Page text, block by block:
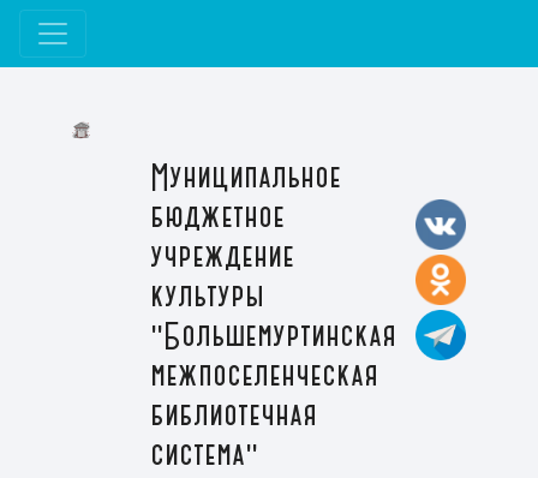
Муниципальное
бюджетное
учреждение
культуры
"Большемуртинская
межпоселенческая
библиотечная
система"